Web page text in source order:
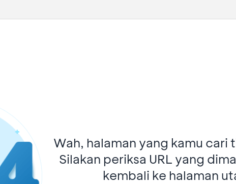
Wah, halaman yang kamu cari
Silakan periksa URL yang
kembali ke halaman